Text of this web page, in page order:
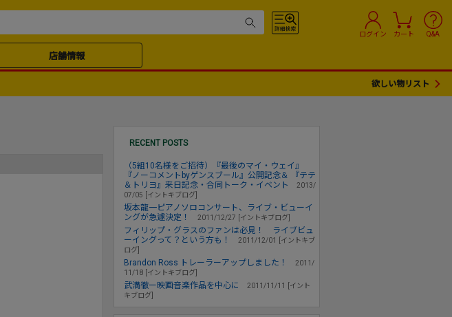
ログイン カート Q&A
店舗情報
欲しい物リスト
RECENT POSTS
（5組10名様をご招待）『最後のマイ・ウェイ』
『ノーコメントbyゲンスブール』公開記念＆ 『テテ
＆トリヨ』来日記念・合同トーク・イベント
2013/
07/05 [イントキブログ]
坂本龍一ピアノソロコンサート、ライブ・ビューイ
ングが急遽決定！
2011/12/27 [イントキブログ]
フィリップ・グラスのファンは必見！ ライブビュ
ーイングって？という方も！
2011/12/01 [イントキブ
ログ]
Brandon Ross トレーラーアップしました！
2011/
11/18 [イントキブログ]
武満徹ー映画音楽作品を中心に
2011/11/11 [イント
キブログ]